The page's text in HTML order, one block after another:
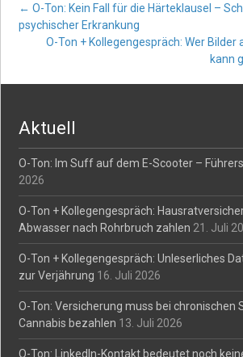
Post
navigation
← O-Ton: Kein Fall für die Härteklausel –
psychischer Erkrankung
O-Ton + Kollegengespräch: Wer Bilder
kann
Aktuell
O-Ton: Im Suff auf dem E-Scooter –
2026
O-Ton + Kollegengespräch:
Abwasser nach Rohrbruch zahlen 21. Juli
O-Ton + Kollegengespräch: Unleserliches
zur Verjährung 16. Juli 2026
O-Ton: Versicherung muss bei chronischen
Cannabis bezahlen 13. Juli 2026
O-Ton: LinkedIn-Kontakt bedeutet noch